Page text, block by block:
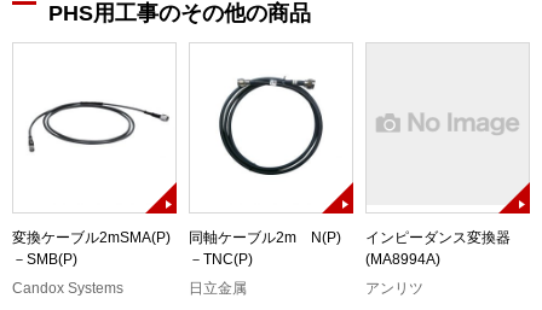
PHS用工事のその他の商品
変換ケーブル2mSMA(P)
－SMB(P)
Candox Systems
同軸ケーブル2m N(P)
－TNC(P)
日立金属
インピーダンス変換器
(MA8994A)
アンリツ